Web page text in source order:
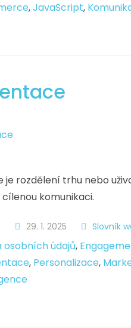
,JavaScript,
je rozdělení trhu nebo
komunikaci.
29. 1. 2025 Slovník
osobních údajů,
, Personalizace,